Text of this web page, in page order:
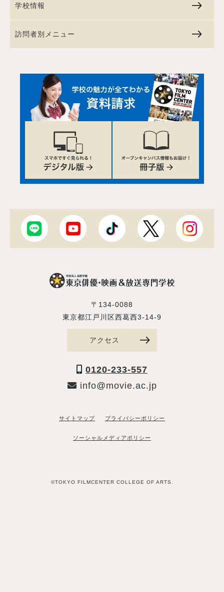
学校情報
訪問者別メニュー
〒134-0088
東京都江戸川区西葛西3-14-9
アクセス
0120-233-557
info@movie.ac.jp
サイトマップ プライバシーポリシー
ソーシャルメディアポリシー
©TOKYO FILMCENTER COLLEGE OF ARTS.